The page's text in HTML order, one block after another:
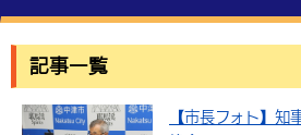
よみあげる
英語（English）
くらしの情報
届出・登録・証明
福祉・介護 健康
事業者の方へ
入札・契約 産業
子育て・教育
記事一覧
【市長フォト】知